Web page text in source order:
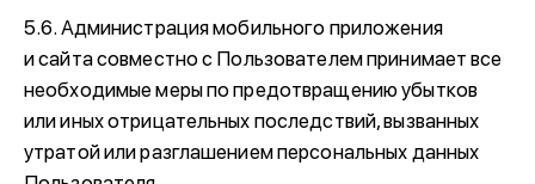
5.6. Администрация мобильного приложения
и сайта совместно с Пользователем принимает все
необходимые меры по предотвращению убытков
или иных отрицательных последствий, вызванных
утратой или разглашением персональных данных